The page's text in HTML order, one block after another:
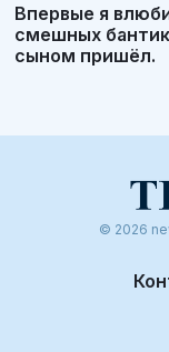
Впервые я
смешных
сыном пришёл.
© 2026